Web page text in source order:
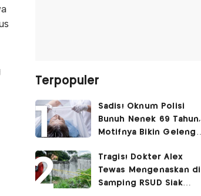
Terpopuler
Sadis! Oknum Polisi
Bunuh Nenek 69 Tahun,
Motifnya Bikin Geleng
Tragis! Dokter Alex
Tewas Mengenaskan di
Samping RSUD Siak